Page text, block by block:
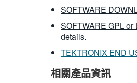
SOFTWARE
SOFTWARE GPL or
details.
TEKTRONIX END
相關產品資訊